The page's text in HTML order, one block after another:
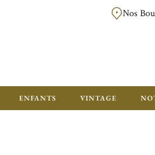
LIVRAISON OFFERTE
Nos
ENFANTS VINTAGE